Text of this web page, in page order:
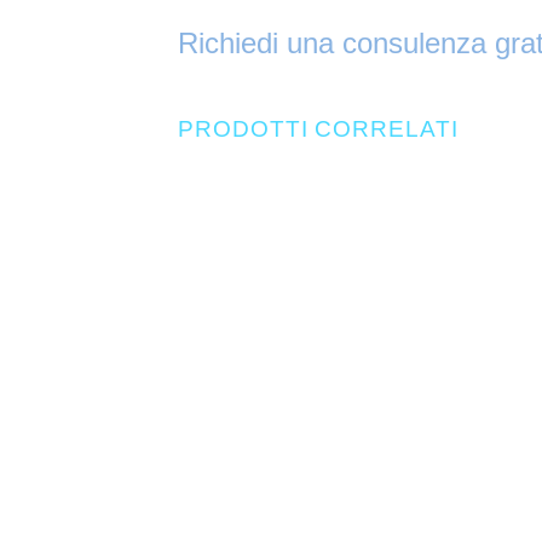
Richiedi una consulenza
PRODOTTI CORRELATI